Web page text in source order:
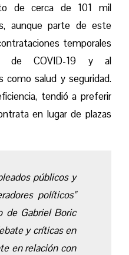
de cerca de 101 mil
aunque parte de este
temporales
de COVID-19 y al
salud y seguridad.
tendió a preferir
en lugar de plazas
públicos y
políticos"
de Gabriel Boric
y críticas en
en relación con